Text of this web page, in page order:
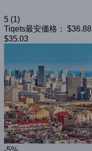
5 (1)
Tiqets最安価格：
$36.88
$35.03